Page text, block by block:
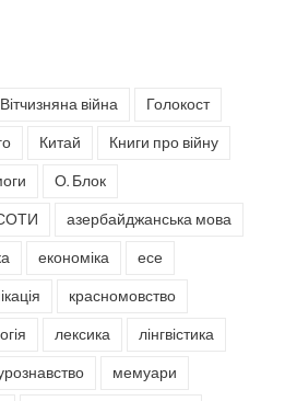
війна Голокост
Китай Книги про війну
О. Блок
азербайджанська мова
економіка есе
красномовство
лексика лінгвістика
мемуари